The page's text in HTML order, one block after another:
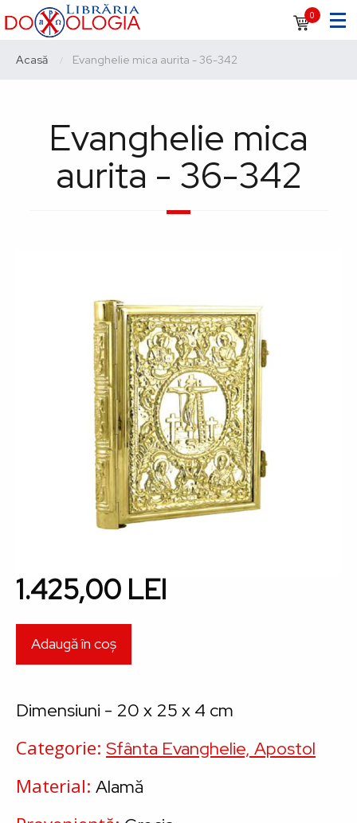
Sari
la
conținutul
Navigare
principală
0
Breadcrumb
Acasă Current:
Evanghelie mica aurita - 36-342
Evanghelie mica
aurita - 36-342
1.425,00 LEI
Dimensiuni - 20 x 25 x 4 cm
Categorie Sfânta Evanghelie, Apostol
Material Alamă